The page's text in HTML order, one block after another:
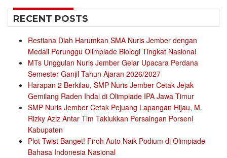
RECENT POSTS
Restiana Diah Harumkan SMA Nuris Jember dengan
Medali Perunggu Olimpiade Biologi Tingkat Nasional
MTs Unggulan Nuris Jember Gelar Upacara Perdana
Semester Ganjil Tahun Ajaran 2026/2027
Harapan 2 Berkilau, SMP Nuris Jember Cetak Jejak
Gemilang Raden Ihdal di Olimpiade IPA Jawa Timur
SMP Nuris Jember Cetak Pejuang Lapangan Hijau, M.
Rizky Aziz Antar Tim Taklukkan Persaingan Porseni
Kabupaten
Plot Twist Banget! Firoh Auto Naik Podium di Olimpiade
Bahasa Indonesia Nasional